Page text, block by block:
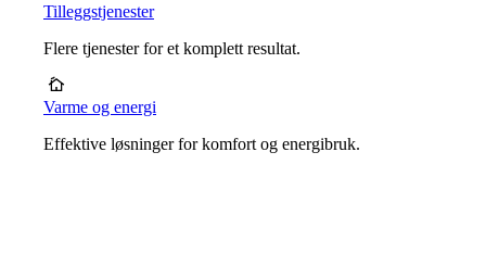
Tilleggstjenester
Flere tjenester for et komplett resultat.
Varme og energi
Effektive løsninger for komfort og energibruk.